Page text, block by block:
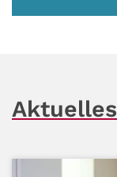
Aktuelles